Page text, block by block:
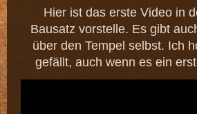
Hier ist das erste Video in
Bausatz vorstelle. Es gibt
über den Tempel selbst. Ich
gefällt, auch wenn es ein